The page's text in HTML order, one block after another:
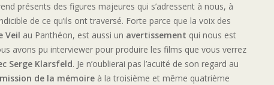
présents des figures majeures qui s’adressent à nous, à
de ce qu’ils ont traversé. Forte parce que la voix des
Veil au Panthéon, est aussi un avertissement qui nous est
avons pu interviewer pour produire les films que vous verrez
Serge Klarsfeld. Je n’oublierai pas l’acuité de son regard au
de la mémoire à la troisième et même quatrième